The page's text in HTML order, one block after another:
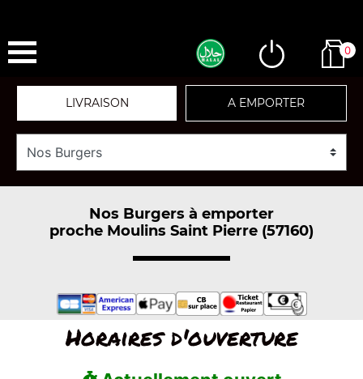
0
LIVRAISON A EMPORTER
Nos Burgers à emporter
proche Moulins Saint Pierre (57160)
Horaires d'ouverture